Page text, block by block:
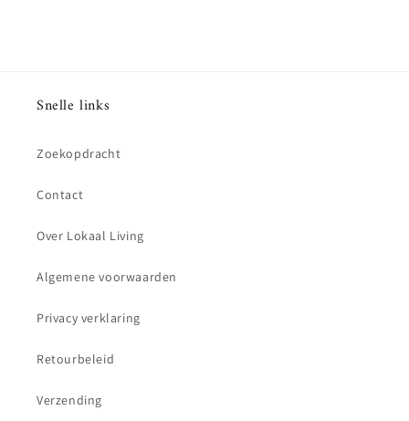
Snelle links
Zoekopdracht
Contact
Over Lokaal Living
Algemene voorwaarden
Privacy verklaring
Retourbeleid
Verzending